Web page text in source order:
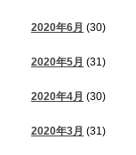
2020年6月 (30)
2020年5月 (31)
2020年4月 (30)
2020年3月 (31)